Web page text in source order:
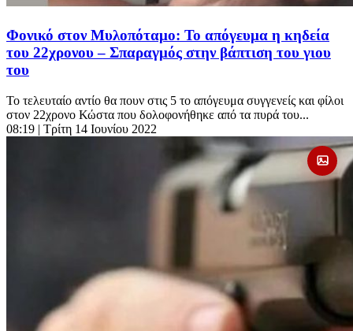
Φονικό στον Μυλοπόταμο: Το απόγευμα η κηδεία
του 22χρονου – Σπαραγμός στην βάπτιση του γιου
του
Το τελευταίο αντίο θα πουν στις 5 το απόγευμα συγγενείς και φίλοι
στον 22χρονο Κώστα που δολοφονήθηκε από τα πυρά του...
08:19 | Τρίτη 14 Ιουνίου 2022